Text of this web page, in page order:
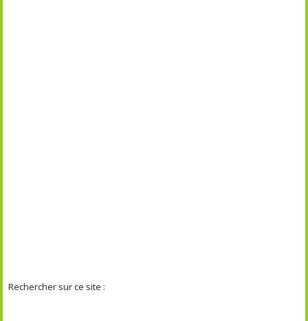
Rechercher sur ce site :